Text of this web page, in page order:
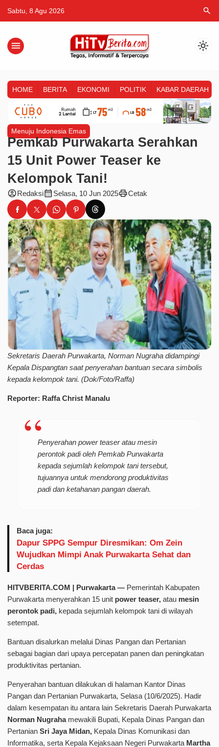
Sabtu, 8 Agu 2026 search
menu light_mode
HOME BERITA EKONOMI POLITIK KABAR DAERAH
Menuju Indonesia Emas
Pemkab Purwakarta Serahkan
15 Unit Power Teaser ke
Kelompok Tani!
account_circleRedaksicalendar_month Selasa, 10 Jun 2025printCetak
Sekretaris Daerah Purwakarta, Norman Nugraha didampingi
Kepala Dispangtan saat penyerahan bantuan secara simbolis
kepada kelompok tani. (Dok/Foto/Raffa)
Reporter: Raffa Christ Manalu
Penyerahan power teaser atau mesin
perontok padi oleh Pemkab Purwakarta
kepada sejumlah kelompok tani tersebut,
tujuannya untuk mendorong produktivitas
padi dan ketahanan pangan daerah.
Baca juga:
Dapur SPPG Sempur Diresmikan: Om Zein
Wujudkan Mimpi Anak Purwakarta Sehat dan
Cerdas
HITVBERITA.COM | Purwakarta — Pemerintah Kabupaten
Purwakarta menyerahkan 15 unit power teaser, atau mesin
perontok padi, kepada sejumlah kelompok tani di wilayah
setempat.
Bantuan disalurkan melalui Dinas Pangan dan Pertanian
sebagai bagian dari upaya percepatan panen dan peningkatan
produktivitas pertanian.
Penyerahan bantuan dilakukan di halaman Kantor Dinas
Pangan dan Pertanian Purwakarta, Selasa (10/6/2025). Hadir
dalam kesempatan itu antara lain Sekretaris Daerah Purwakarta
Norman Nugrahamewakili Bupati, Kepala Dinas Pangan dan
Pertanian Sri Jaya Midan, Kepala Dinas Komunikasi dan
Informatika, serta Kepala Kejaksaan Negeri Purwakarta Martha